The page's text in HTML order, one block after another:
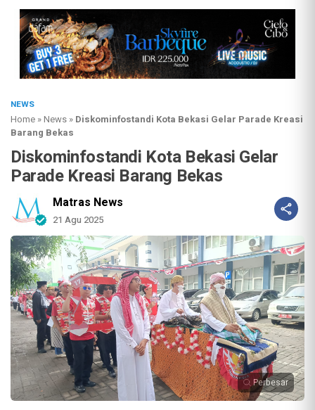
NEWS
Home »News » Diskominfostandi Kota Bekasi Gelar Parade Kreasi
Barang Bekas
Diskominfostandi Kota Bekasi Gelar
Parade Kreasi Barang Bekas
Matras News
21 Agu 2025
Perbesar